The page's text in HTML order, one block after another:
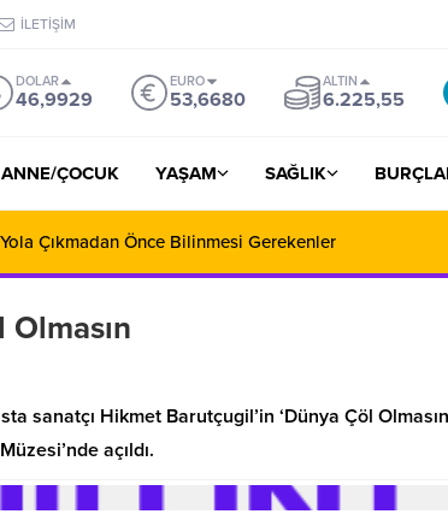
İLETİŞİM
DOLAR
46,9929
EURO
53,6680
ALTIN
6.225,55
ANNE/ÇOCUK YAŞAM SAĞLIK
Çıkmadan Önce Bilinmesi Gerekenler
Olmasın
sanatçı Hikmet Barutçugil’in ‘Dünya Çöl
açıldı.